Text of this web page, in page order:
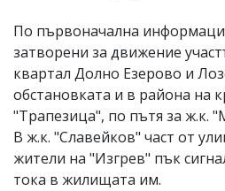
По първоначална
затворени за движение
квартал Долно Езерово и
обстановката и в района на
"Трапезица", по пътя за ж.к.
В ж.к. "Славейков" част от
жители на "Изгрев" пък
тока в жилищата им.